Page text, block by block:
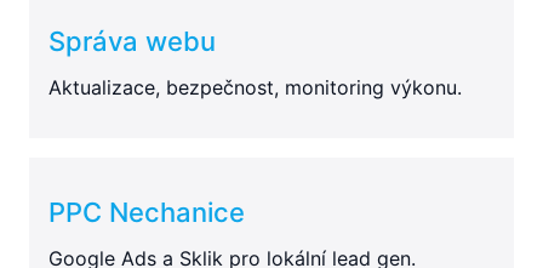
Správa webu
Aktualizace, bezpečnost, monitoring výkonu.
PPC Nechanice
Google Ads a Sklik pro lokální lead gen.